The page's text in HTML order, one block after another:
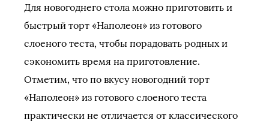
Для новогоднего стола можно приготовить и
быстрый торт «Наполеон» из готового
слоеного теста, чтобы порадовать родных и
сэкономить время на приготовление.
Отметим, что по вкусу новогодний торт
«Наполеон» из готового слоеного теста
практически не отличается от классического